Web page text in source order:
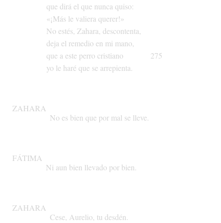
que diráel que nuncaquiso:
«¡Más le valieraquerer!»
No estés, Zahara, descontenta,
dejael remedio en mi mano,
que aeste perro cristiano
275
yo le haré que se arrepienta.
ZAHARA
No es bien que por mal se lleve.
FÁTIMA
Ni aun bien llevado por bien.
ZAHARA
Cese, Aurelio, tu desdén.